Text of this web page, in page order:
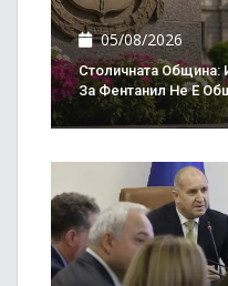
05/08/2026
Столичната Община:
За Фентанил Не Е